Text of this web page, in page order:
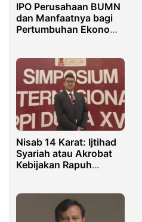
IPO Perusahaan BUMN
dan Manfaatnya bagi
Pertumbuhan Ekonomi
Nisab 14 Karat: Ijtihad
Syariah atau Akrobat
Kebijakan Rapuh